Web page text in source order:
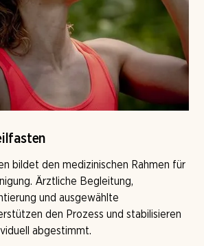
bildet den medizinischen Rahmen für
Ärztliche Begleitung,
und ausgewählte
den Prozess und stabilisieren
abgestimmt.